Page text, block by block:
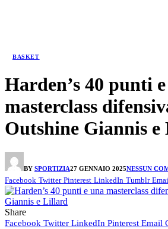
BASKET
Harden’s 40 punti
masterclass
Outshine Giannis
BY SPORTIZIA27 GENNAIO 2025NESSUN
Facebook Twitter Pinterest LinkedIn Tumblr
Share
Facebook Twitter LinkedIn Pinterest Email